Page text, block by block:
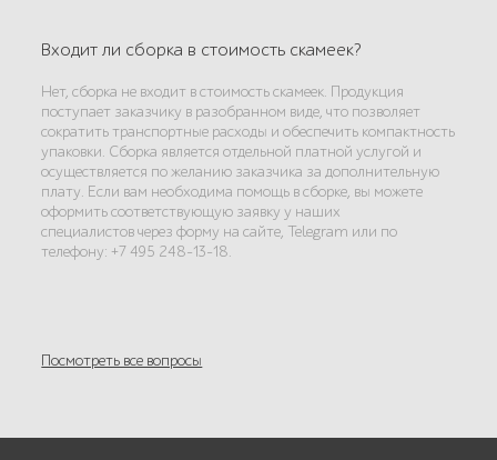
Входит ли сборка в стоимость скамеек?
Нет, сборка не входит в стоимость скамеек. Продукция
поступает заказчику в разобранном виде, что позволяет
сократить транспортные расходы и обеспечить компактность
упаковки. Сборка является отдельной платной услугой и
осуществляется по желанию заказчика за дополнительную
плату. Если вам необходима помощь в сборке, вы можете
оформить соответствующую заявку у наших
специалистов через форму на сайте, Telegram или по
телефону: +7 495 248-13-18.
Посмотреть все вопросы